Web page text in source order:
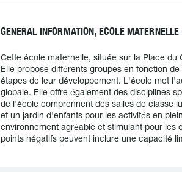
GENERAL INFORMATION, ECOLE
Cette école maternelle, située sur la Place
Elle propose différents groupes en fonction
étapes de leur développement. L'école met
globale. Elle offre également des disciplines
de l'école comprennent des salles de classe
et un jardin d'enfants pour les activités en
environnement agréable et stimulant pour les
points négatifs peuvent inclure une capacité